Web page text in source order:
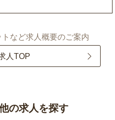
など求人概要のご案内
人TOP
の求人を探す